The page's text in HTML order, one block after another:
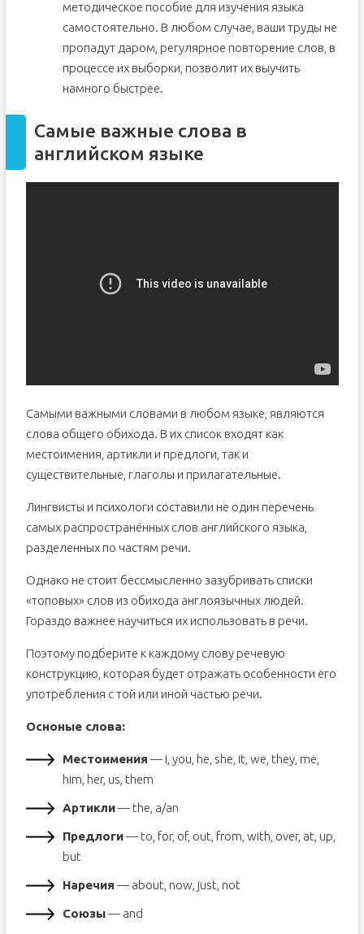
методическое пособие для изучения языка
самостоятельно. В любом случае, ваши труды не
пропадут даром, регулярное повторение слов, в
процессе их выборки, позволит их выучить
намного быстрее.
Самые важные слова в
английском языке
Самыми важными словами в любом языке, являются
слова общего обихода. В их список входят как
местоимения, артикли и предлоги, так и
существительные, глаголы и прилагательные.
Лингвисты и психологи составили не один перечень
самых распространённых слов английского языка,
разделенных по частям речи.
Однако не стоит бессмысленно зазубривать списки
«топовых» слов из обихода англоязычных людей.
Гораздо важнее научиться их использовать в речи.
Поэтому подберите к каждому слову речевую
конструкцию, которая будет отражать особенности его
употребления с той или иной частью речи.
Осноные слова:
Местоимения — I, you, he, she, it, we, they, me,
him, her, us, them
Артикли— the, a/an
Предлоги— to, for, of, out, from, with, over, at, up,
but
Наречия — about, now, just, not
Союзы— and